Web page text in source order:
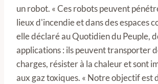
un robot. « Ces robots peuvent
lieux d'incendie et dans des espaces
elle déclaré au Quotidien du Peuple,
applications : ils peuvent transporter
charges, résister à la chaleur et sont
aux gaz toxiques. « Notre objectif est